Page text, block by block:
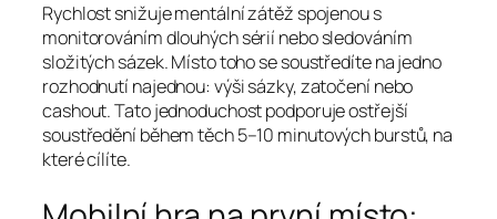
Rychlost snižuje mentální zátěž spojenou s
monitorováním dlouhých sérií nebo sledováním
složitých sázek. Místo toho se soustředíte na jedno
rozhodnutí najednou: výši sázky, zatočení nebo
cashout. Tato jednoduchost podporuje ostřejší
soustředění během těch 5–10 minutových burstů, na
které cílíte.